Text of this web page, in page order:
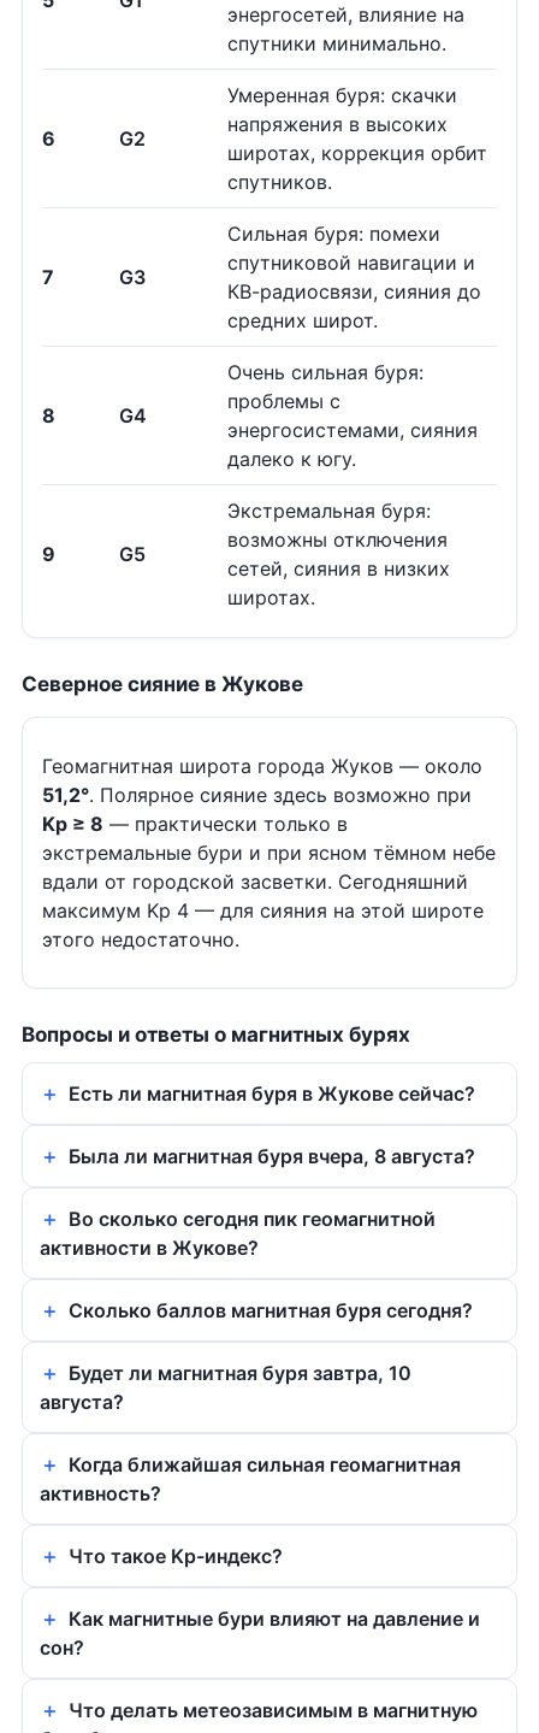
энергосетей, влияние на
спутники минимально.
6 G2
Умеренная буря: скачки
напряжения в высоких
широтах, коррекция орбит
спутников.
7 G3
Сильная буря: помехи
спутниковой навигации и
КВ-радиосвязи, сияния до
средних широт.
8 G4
Очень сильная буря:
проблемы с
энергосистемами, сияния
далеко к югу.
9 G5
Экстремальная буря:
возможны отключения
сетей, сияния в низких
широтах.
Северное сияние в Жукове
Геомагнитная широта города Жуков — около
51,2°. Полярное сияние здесь возможно при
Kp ≥ 8 — практически только в
экстремальные бури и при ясном тёмном небе
вдали от городской засветки. Сегодняшний
максимум Kp 4 — для сияния на этой широте
этого недостаточно.
Вопросы и ответы о магнитных бурях
Есть ли магнитная буря в Жукове сейчас?
Была ли магнитная буря вчера, 8 августа?
Во сколько сегодня пик геомагнитной
активности в Жукове?
Сколько баллов магнитная буря сегодня?
Будет ли магнитная буря завтра, 10
августа?
Когда ближайшая сильная геомагнитная
активность?
Что такое Kp-индекс?
Как магнитные бури влияют на давление и
сон?
Что делать метеозависимым в магнитную